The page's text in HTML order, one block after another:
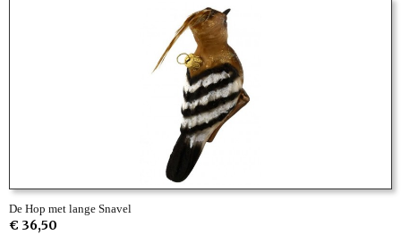
De Hop met lange Snavel
€ 36,50